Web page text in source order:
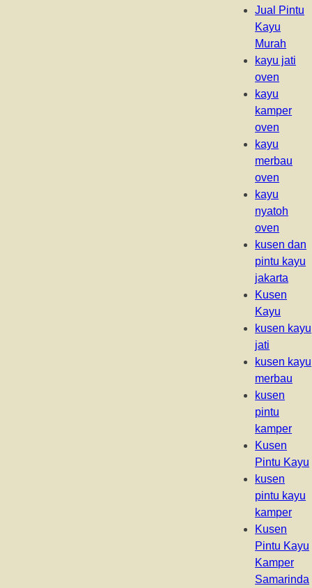
Jual Pintu
Kayu
Murah
kayu jati
oven
kayu
kamper
oven
kayu
merbau
oven
kayu
nyatoh
oven
kusen dan
pintu kayu
jakarta
Kusen
Kayu
kusen kayu
jati
kusen kayu
merbau
kusen
pintu
kamper
Kusen
Pintu Kayu
kusen
pintu kayu
kamper
Kusen
Pintu Kayu
Kamper
Samarinda